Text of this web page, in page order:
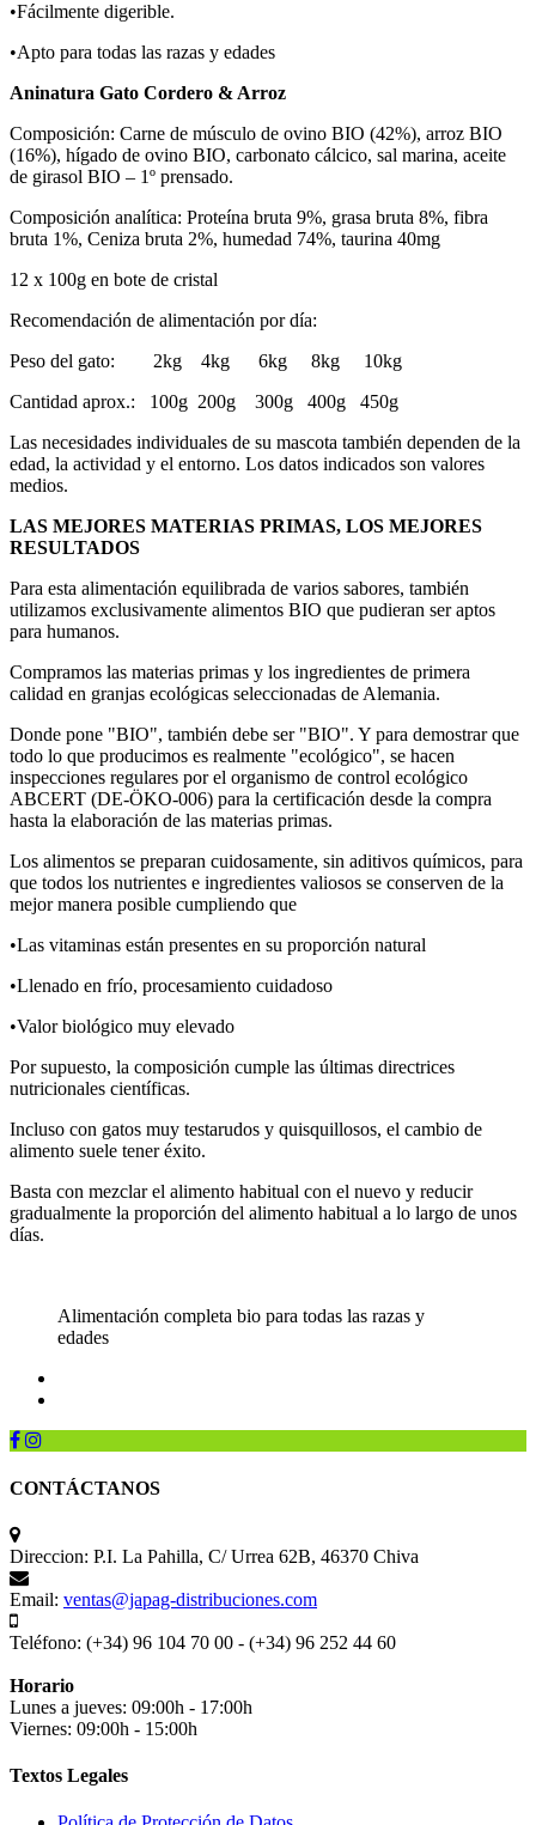
•Fácilmente digerible.
•Apto para todas las razas y edades
Aninatura Gato Cordero & Arroz
Composición: Carne de músculo de ovino BIO (42%), arroz BIO
(16%), hígado de ovino BIO, carbonato cálcico, sal marina, aceite
de girasol BIO – 1º prensado.
Composición analítica: Proteína bruta 9%, grasa bruta 8%, fibra
bruta 1%, Ceniza bruta 2%, humedad 74%, taurina 40mg
12 x 100g en bote de cristal
Recomendación de alimentación por día:
Peso del gato: 2kg 4kg 6kg 8kg 10kg
Cantidad aprox.: 100g 200g 300g 400g 450g
Las necesidades individuales de su mascota también dependen de la
edad, la actividad y el entorno. Los datos indicados son valores
medios.
LAS MEJORES MATERIAS PRIMAS, LOS MEJORES
RESULTADOS
Para esta alimentación equilibrada de varios sabores, también
utilizamos exclusivamente alimentos BIO que pudieran ser aptos
para humanos.
Compramos las materias primas y los ingredientes de primera
calidad en granjas ecológicas seleccionadas de Alemania.
Donde pone "BIO", también debe ser "BIO". Y para demostrar que
todo lo que producimos es realmente "ecológico", se hacen
inspecciones regulares por el organismo de control ecológico
ABCERT (DE-ÖKO-006) para la certificación desde la compra
hasta la elaboración de las materias primas.
Los alimentos se preparan cuidosamente, sin aditivos químicos, para
que todos los nutrientes e ingredientes valiosos se conserven de la
mejor manera posible cumpliendo que
•Las vitaminas están presentes en su proporción natural
•Llenado en frío, procesamiento cuidadoso
•Valor biológico muy elevado
Por supuesto, la composición cumple las últimas directrices
nutricionales científicas.
Incluso con gatos muy testarudos y quisquillosos, el cambio de
alimento suele tener éxito.
Basta con mezclar el alimento habitual con el nuevo y reducir
gradualmente la proporción del alimento habitual a lo largo de unos
días.
Alimentación completa bio para todas las razas y
edades
CONTÁCTANOS
Direccion: P.I. La Pahilla, C/ Urrea 62B, 46370 Chiva
Email: ventas@japag-distribuciones.com
Teléfono: (+34) 96 104 70 00 - (+34) 96 252 44 60
Horario
Lunes a jueves: 09:00h - 17:00h
Viernes: 09:00h - 15:00h
Textos Legales